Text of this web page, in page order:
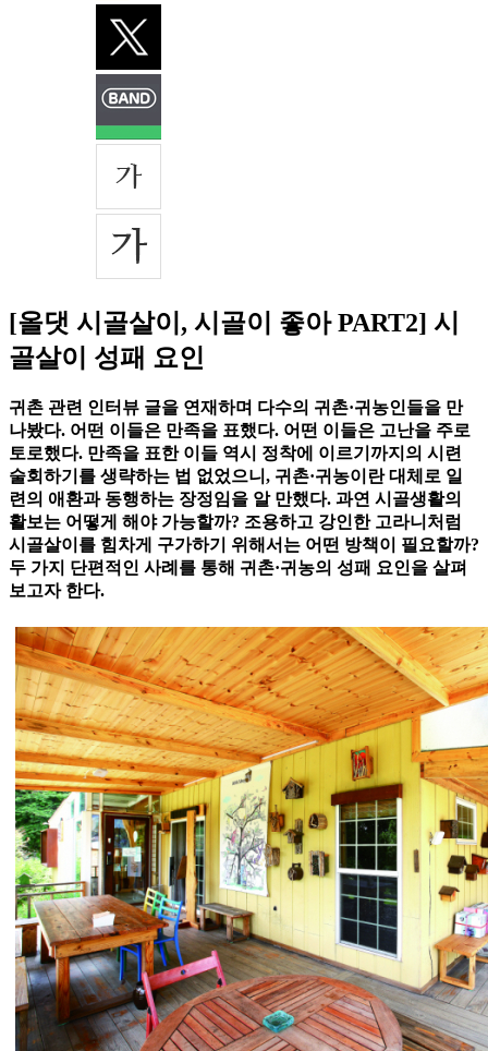
[올댓 시골살이, 시골이 좋아 PART2] 시
골살이 성패 요인
귀촌 관련 인터뷰 글을 연재하며 다수의 귀촌·귀농인들을 만
나봤다. 어떤 이들은 만족을 표했다. 어떤 이들은 고난을 주로
토로했다. 만족을 표한 이들 역시 정착에 이르기까지의 시련
술회하기를 생략하는 법 없었으니, 귀촌·귀농이란 대체로 일
련의 애환과 동행하는 장정임을 알 만했다. 과연 시골생활의
활보는 어떻게 해야 가능할까? 조용하고 강인한 고라니처럼
시골살이를 힘차게 구가하기 위해서는 어떤 방책이 필요할까?
두 가지 단편적인 사례를 통해 귀촌·귀농의 성패 요인을 살펴
보고자 한다.